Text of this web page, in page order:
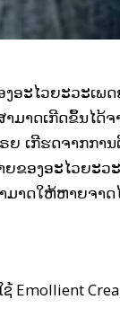
ອະໄວຍະວະເພ
ມາດເກີດຂຶ້ນໄດ້
ຍ ເກີຮດຈາກກາ
ຂອງອະໄວຍະວ
ມາດໃຫ້ຫາຍຈາດ
ໃຊ້ Emollient